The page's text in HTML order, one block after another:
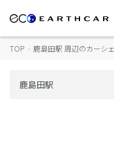
TOP › 鹿島田駅 周辺のカーシ